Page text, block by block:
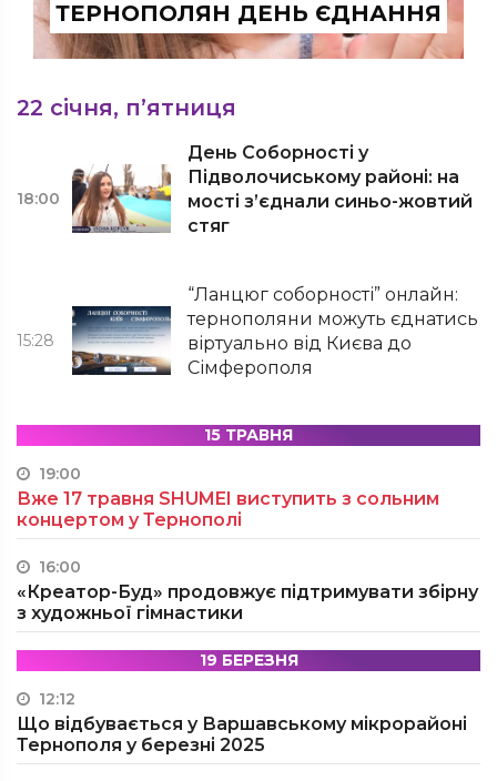
ТЕРНОПОЛЯН ДЕНЬ ЄДНАННЯ
22 січня, п’ятниця
18:00
День Соборності у
Підволочиському районі: на
мості з’єднали синьо-жовтий
стяг
15:28
“Ланцюг соборності” онлайн:
тернополяни можуть єднатись
віртуально від Києва до
Сімферополя
15 ТРАВНЯ
19:00
Вже 17 травня SHUMEI виступить з сольним
концертом у Тернополі
16:00
«Креатор-Буд» продовжує підтримувати збірну
з художньої гімнастики
19 БЕРЕЗНЯ
12:12
Що відбувається у Варшавському мікрорайоні
Тернополя у березні 2025